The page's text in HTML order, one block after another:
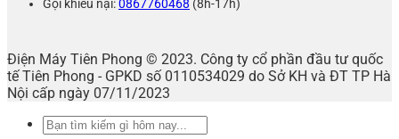
Gọi khiếu nại:0867760468 (8h-17h)
Điện Máy Tiên Phong © 2023. Công ty cổ phần đầu tư quốc
tế Tiên Phong - GPKD số 0110534029 do Sở KH và ĐT TP Hà
Nội cấp ngày 07/11/2023
Tìm